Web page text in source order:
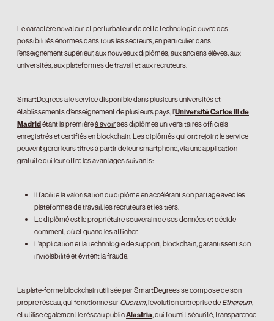
Le caractère novateur et perturbateur de cette technologie ouvre des
possibilités énormes dans tous les secteurs, en particulier dans
l’enseignement supérieur, aux nouveaux diplômés, aux anciens élèves, aux
universités, aux plateformes de travail et aux recruteurs.
SmartDegrees a le service disponible dans plusieurs universités et
établissements d’enseignement de plusieurs pays, l’Université Carlos III de
Madridétant la premièreà avoirses diplômes universitaires officiels
enregistrés et certifiés en blockchain. Les diplômés qui ont rejoint le service
peuvent gérer leurs titres à partir de leur smartphone, via une application
gratuite qui leur offre les avantages suivants:
Il facilite la valorisation du diplôme en accélérant son partage avec les
plateformes de travail, les recruteurs et les tiers.
Le diplômé est le propriétaire souverain de ses données et décide
comment, où et quand les afficher.
L’application et la technologie de support, blockchain, garantissent son
inviolabilité et évitent la fraude.
La plate-forme blockchain utilisée par SmartDegrees se compose de son
propre réseau, qui fonctionne sur Quorum, l’évolution entreprise de Ethereum,
et utilise également le réseau publicAlastria, qui fournit sécurité, transparence